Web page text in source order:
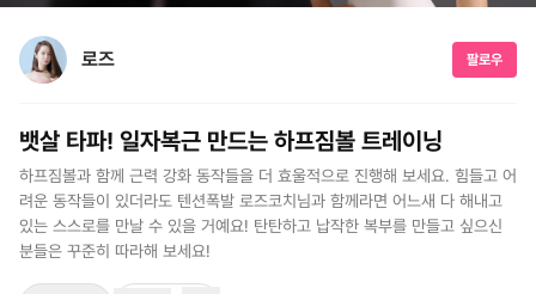
로즈 팔로우
뱃살 타파! 일자복근 만드는 하프짐볼 트레이닝
하프짐볼과 함께 근력 강화 동작들을 더 효울적으로 진행해 보세요. 힘들고 어
려운 동작들이 있더라도 텐션폭발 로즈코치님과 함께라면 어느새 다 해내고
있는 스스로를 만날 수 있을 거예요! 탄탄하고 납작한 복부를 만들고 싶으신
분들은 꾸준히 따라해 보세요!